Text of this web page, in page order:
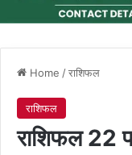
Home /राशिफल
राशिफल
राशिफल 22